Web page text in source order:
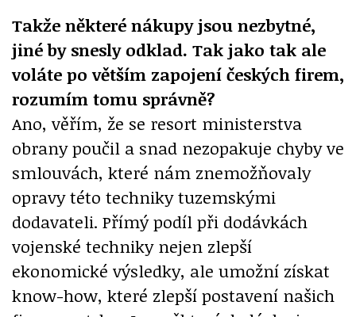
Takže některé nákupy jsou nezbytné,
jiné by snesly odklad. Tak jako tak ale
voláte po větším zapojení českých firem,
rozumím tomu správně?
Ano, věřím, že se resort ministerstva
obrany poučil a snad nezopakuje chyby ve
smlouvách, které nám znemožňovaly
opravy této techniky tuzemskými
dodavateli. Přímý podíl při dodávkách
vojenské techniky nejen zlepší
ekonomické výsledky, ale umožní získat
know-how, které zlepší postavení našich